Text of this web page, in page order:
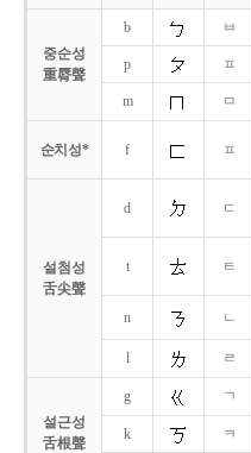
중순성
重脣聲
b
ㅂ
p ㅍ
m ㅁ
순치성* f ㅍ
설첨성
舌尖聲
d ㄷ
t ㅌ
n ㄴ
l
ㄹ
설근성
舌根聲
g ㄱ
k ㅋ